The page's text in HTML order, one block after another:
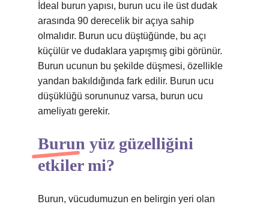
İdeal burun yapısı, burun ucu ile üst dudak
arasında 90 derecelik bir açıya sahip
olmalıdır. Burun ucu düştüğünde, bu açı
küçülür ve dudaklara yapışmış gibi görünür.
Burun ucunun bu şekilde düşmesi, özellikle
yandan bakıldığında fark edilir. Burun ucu
düşüklüğü sorununuz varsa, burun ucu
ameliyatı gerekir.
Burun yüz güzelliğini
etkiler mi?
Burun, vücudumuzun en belirgin yeri olan